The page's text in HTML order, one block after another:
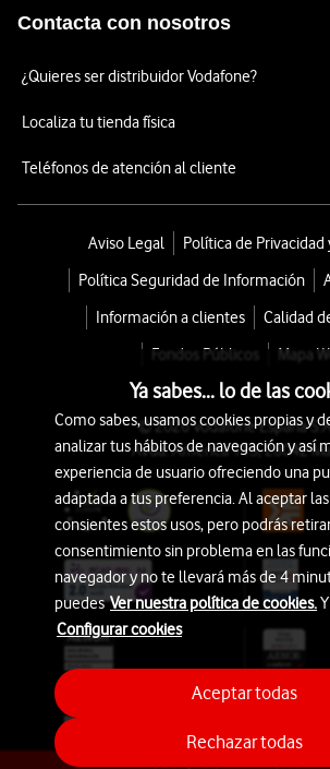
Contacta con nosotros
¿Quieres ser distribuidor Vodafone?
Localiza tu tienda física
Teléfonos de atención al cliente
Aviso Legal
Política de Privacidad
Política Seguridad de Información
Información a clientes
Calidad
Fondos Públicos
Mapa
© 2026 Vodafone España
Avda. América 115, 28042
Ya sabes... lo de las
Como sabes, usamos cookies propias y
analizar tus hábitos de navegación y así
experiencia de usuario ofreciendo una
adaptada a tus preferencia. Al aceptar
consientes estos usos, pero podrás
consentimiento sin problema en las
navegador y no te llevará más de 4
puedesVer nuestra política de cookies.
Configurar cookies
Rechazar todas
Aceptar todas